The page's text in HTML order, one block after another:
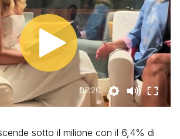
02:20
sotto il milione con il 6,4% di